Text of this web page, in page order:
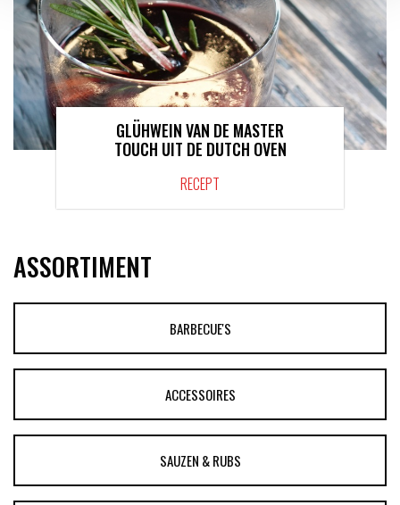
GLÜHWEIN VAN DE MASTER
TOUCH UIT DE DUTCH OVEN
RECEPT
ASSORTIMENT
BARBECUE'S
ACCESSOIRES
SAUZEN & RUBS